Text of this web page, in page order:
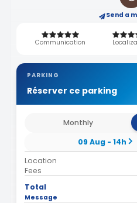
Send a
Communication
PARKING
Réserver ce parking
Monthly
09 Aug - 14h
Location
Fees
Total
Message